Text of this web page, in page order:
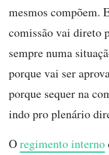
mesmos compõem.
comissão vai direto
sempre numa
porque vai ser
porque sequer na
indo pro plenário
Oregimento interno